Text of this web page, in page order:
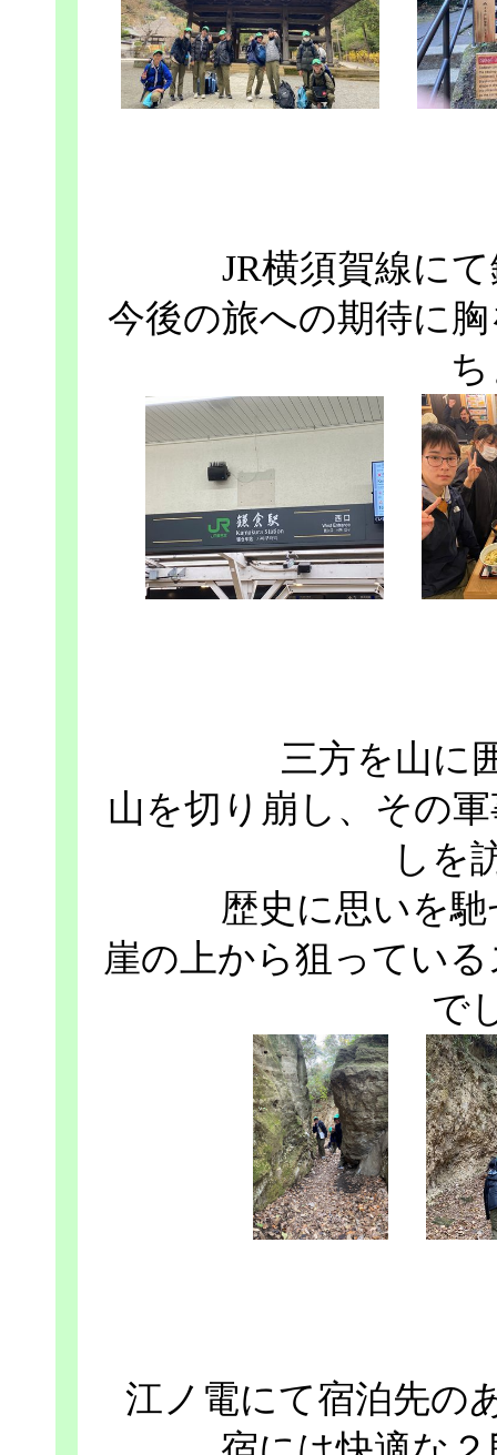
JR横須賀線に
今後の旅への期待に
三方を山に
山を切り崩し、その
しを
歴史に思いを
崖の上から狙ってい
で
江ノ電にて宿泊先の